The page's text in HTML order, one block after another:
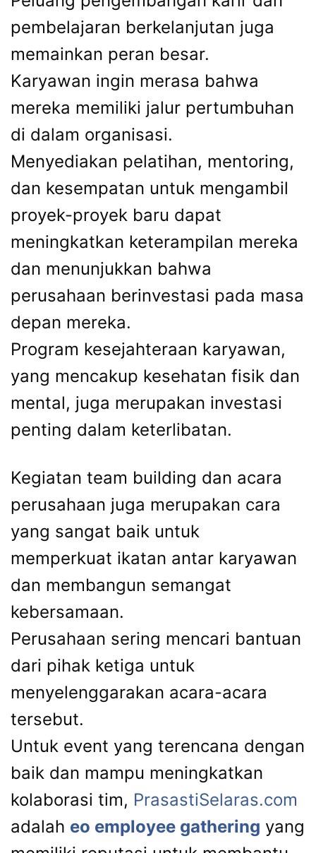
pembelajaran berkelanjutan juga
memainkan peran besar.
Karyawan ingin merasa bahwa
mereka memiliki jalur pertumbuhan
di dalam organisasi.
Menyediakan pelatihan, mentoring,
dan kesempatan untuk mengambil
proyek-proyek baru dapat
meningkatkan keterampilan mereka
dan menunjukkan bahwa
perusahaan berinvestasi pada masa
depan mereka.
Program kesejahteraan karyawan,
yang mencakup kesehatan fisik dan
mental, juga merupakan investasi
penting dalam keterlibatan.
Kegiatan team building dan acara
perusahaan juga merupakan cara
yang sangat baik untuk
memperkuat ikatan antar karyawan
dan membangun semangat
kebersamaan.
Perusahaan sering mencari bantuan
dari pihak ketiga untuk
menyelenggarakan acara-acara
tersebut.
Untuk event yang terencana dengan
baik dan mampu meningkatkan
kolaborasi tim, PrasastiSelaras.com
adalah eo employee gathering yang